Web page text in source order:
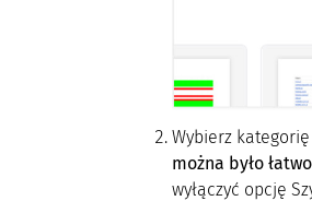
Wybierz kategorię
można było
wyłączyć opcję